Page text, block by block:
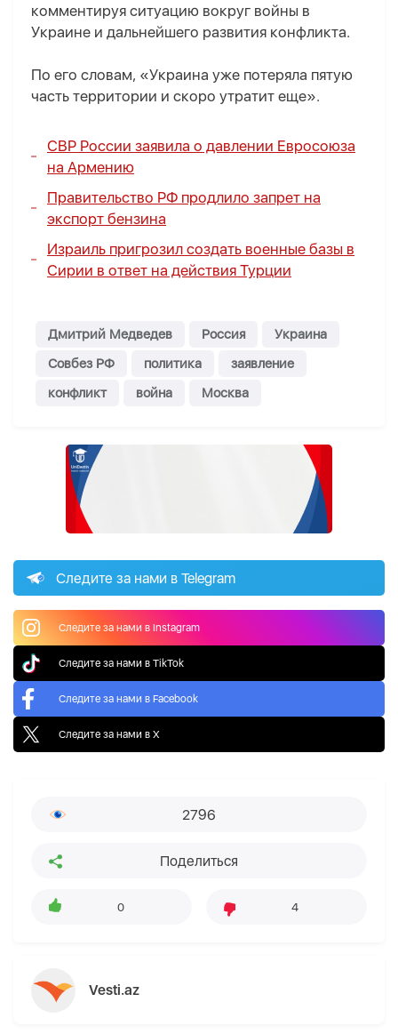
комментируя ситуацию вокруг войны в
Украине и дальнейшего развития конфликта.
По его словам, «Украина уже потеряла пятую
часть территории и скоро утратит еще».
СВР России заявила о давлении Евросоюза
на Армению
Правительство РФ продлило запрет на
экспорт бензина
Израиль пригрозил создать военные базы в
Сирии в ответ на действия Турции
Дмитрий Медведев Россия
Украина
Совбез РФ
политика
заявление
конфликт
война Москва
Следите за нами в Telegram
Следите за нами в Instagram
Следите за нами в TikTok
Следите за нами в Facebook
Следите за нами в X
2796
Поделиться
0 4
Vesti.az